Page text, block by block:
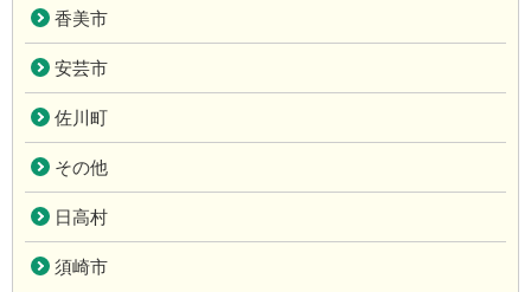
香美市
安芸市
佐川町
その他
日高村
須崎市